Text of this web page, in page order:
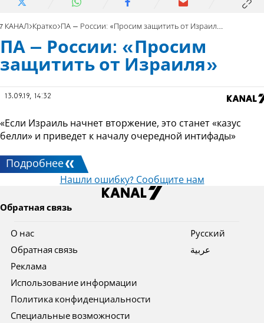
7 КАНАЛ Кратко ПА – России: «Просим защитить от Израиля»
ПА – России: «Просим
защитить от Израиля»
13.09.19, 14:32
«Если Израиль начнет вторжение, это станет «казус
белли» и приведет к началу очередной интифады»
Подробнее
Нашли ошибку? Сообщите нам
Обратная связь
О нас
Обратная связь
Реклама
Использование информации
Политика конфиденциальности
Специальные возможности
Pусский
عربية